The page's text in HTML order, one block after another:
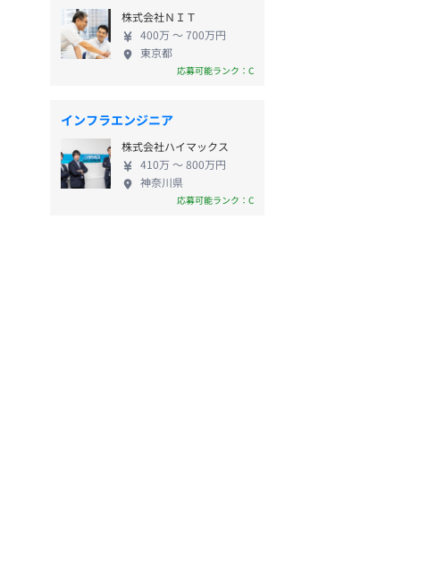
株式会社ＮＩＴ
400万 〜 700万円
東京都
応募可能ランク：C
インフラエンジニア
株式会社ハイマックス
410万 〜 800万円
神奈川県
応募可能ランク：C